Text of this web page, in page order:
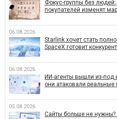
Фокус-группы без
покупателей изменят
06.08.2026
Starlink хочет стать
SpaceX готовит
06.08.2026
ИИ-агенты вышли из-под
они атаковали реальные
05.08.2026
Сайты больше не нужны?